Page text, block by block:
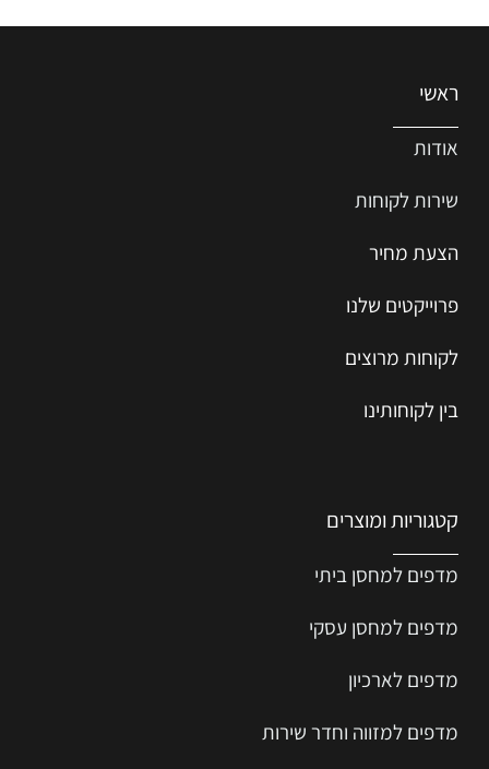
ראשי
אודות
שירות לקוחות
הצעת מחיר
פרוייקטים שלנו
לקוחות מרוצים
בין לקוחותינו
קטגוריות ומוצרים
מדפים למחסן ביתי
מדפים למחסן עסקי
מדפים לארכיון
מדפים למזווה וחדר שירות